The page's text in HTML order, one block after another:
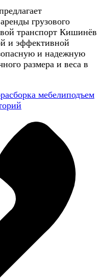
грузового
транспорт Кишинёв
и эффективной
и надежную
размера и веса в
сборка мебелиподъем